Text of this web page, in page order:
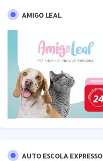
AMIGO LEAL
AUTO ESCOLA EXPRESSO